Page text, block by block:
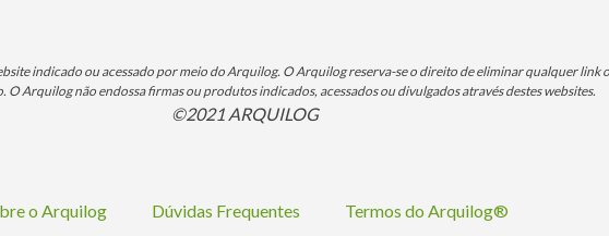
indicado ou acessado por meio do Arquilog. O Arquilog reserva-se o direito de eliminar qualquer link
O Arquilog não endossa firmas ou produtos indicados, acessados ou divulgados através destes websites.
©2021 ARQUILOG
o Arquilog Dúvidas Frequentes Termos do Arquilog®